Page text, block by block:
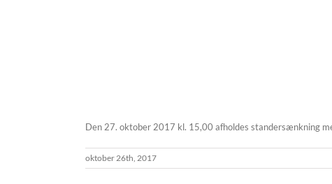
Den 27. oktober 2017 kl. 15,00 afholdes standersænkning
oktober 26th, 2017